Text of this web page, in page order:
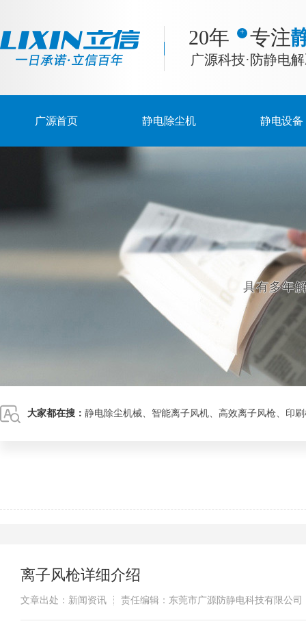
20年 专注
广源科技·防静电
广源首页 静电除尘机 静电设备
大家都在搜： 静电除尘机械、 智能离子风机、 高效离子风枪、 印
具有多年
离子风枪详细介绍
文章出处：新闻资讯 责任编辑：东莞市广源防静电科技有限公司